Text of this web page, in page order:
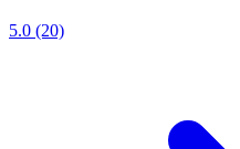
5.0 (20)